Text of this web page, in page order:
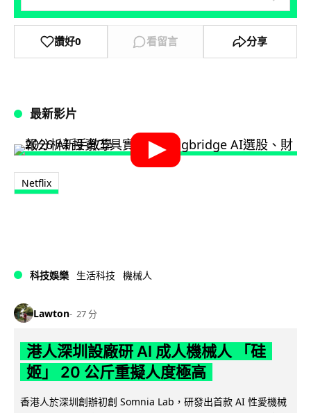
讚好0 看留言 分享
最新影片
Netflix
科技娛樂 生活科技 機械人
Lawton 27 分
港人深圳設廠研 AI 成人機械人 「硅
姬」 20 公斤重擬人度極高
香港人於深圳創辦初創 Somnia Lab，研發出首款 AI 性愛機械